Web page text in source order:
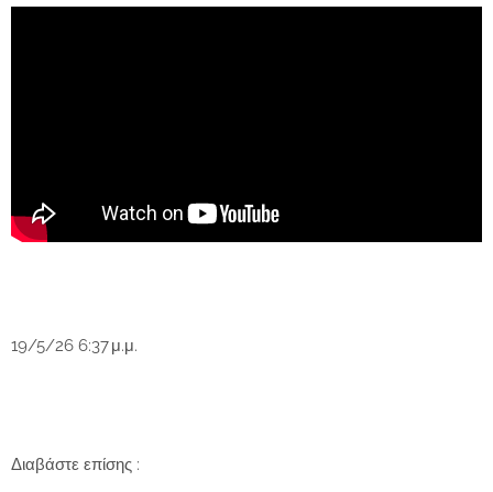
19/5/26 6:37 μ.μ.
Διαβάστε επίσης :